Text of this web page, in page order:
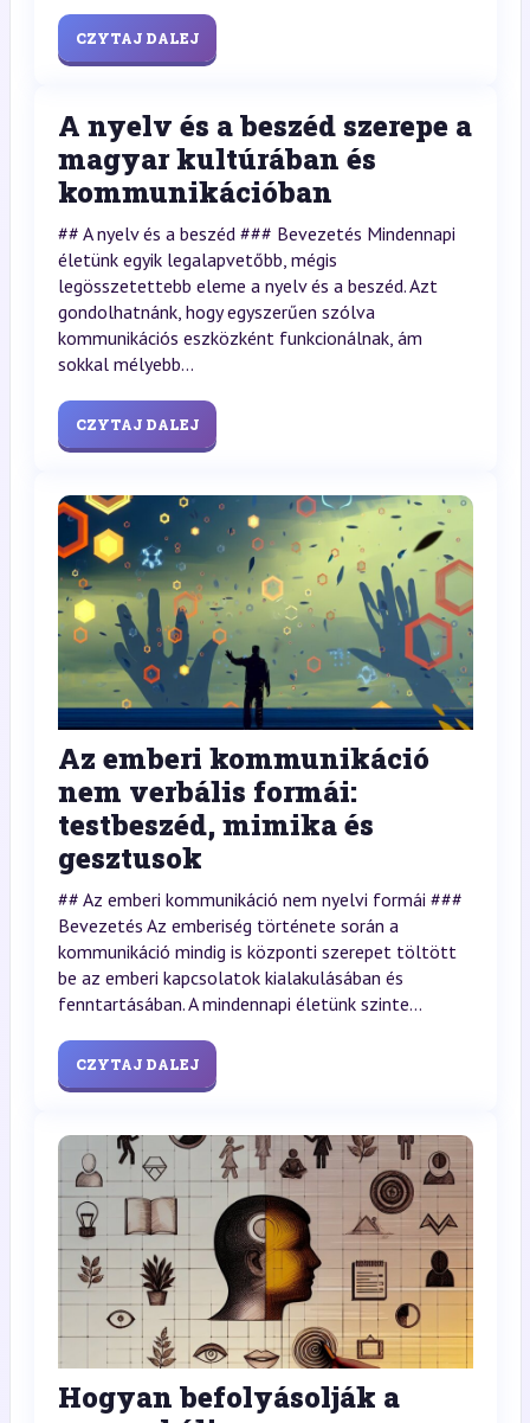
CZYTAJ DALEJ
A nyelv és a beszéd szerepe a
magyar kultúrában és
kommunikációban
## A nyelv és a beszéd ### Bevezetés Mindennapi
életünk egyik legalapvetőbb, mégis
legösszetettebb eleme a nyelv és a beszéd. Azt
gondolhatnánk, hogy egyszerűen szólva
kommunikációs eszközként funkcionálnak, ám
sokkal mélyebb...
CZYTAJ DALEJ
Az emberi kommunikáció
nem verbális formái:
testbeszéd, mimika és
gesztusok
## Az emberi kommunikáció nem nyelvi formái ###
Bevezetés Az emberiség története során a
kommunikáció mindig is központi szerepet töltött
be az emberi kapcsolatok kialakulásában és
fenntartásában. A mindennapi életünk szinte...
CZYTAJ DALEJ
Hogyan befolyásolják a